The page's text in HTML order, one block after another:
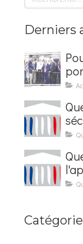
Derniers
les